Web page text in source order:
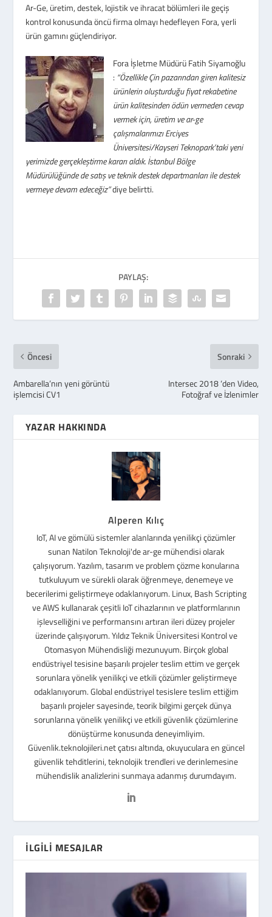
Ar-Ge, üretim, destek, lojistik ve ihracat bölümleri ile geçiş
kontrol konusunda öncü firma olmayı hedefleyen Fora, yerli
ürün gamını güçlendiriyor.
Fora İşletme Müdürü Fatih Siyamoğlu
: “Özellikle Çin pazarından giren kalitesiz
ürünlerin oluşturduğu fiyat rekabetine
ürün kalitesinden ödün vermeden cevap
vermek için, üretim ve ar-ge
çalışmalarımızı Erciyes
Üniversitesi/Kayseri Teknopark’taki yeni
yerimizde gerçekleştirme kararı aldık. İstanbul Bölge
Müdürülüğünde de satış ve teknik destek departmanları ile destek
vermeye devam edeceğiz”diye belirtti.
PAYLAŞ:
Öncesi
Ambarella’nın yeni görüntü
işlemcisi CV1
Sonraki
Intersec 2018 ‘den Video,
Fotoğraf ve İzlenimler
YAZAR HAKKINDA
Alperen Kılıç
IoT, AI ve gömülü sistemler alanlarında yenilikçi çözümler
sunan Natilon Teknoloji'de ar-ge mühendisi olarak
çalışıyorum. Yazılım, tasarım ve problem çözme konularına
tutkuluyum ve sürekli olarak öğrenmeye, denemeye ve
becerilerimi geliştirmeye odaklanıyorum. Linux, Bash Scripting
ve AWS kullanarak çeşitli IoT cihazlarının ve platformlarının
işlevselliğini ve performansını artıran ileri düzey projeler
üzerinde çalışıyorum. Yıldız Teknik Üniversitesi Kontrol ve
Otomasyon Mühendisliği mezunuyum. Birçok global
endüstriyel tesisine başarılı projeler teslim ettim ve gerçek
sorunlara yönelik yenilikçi ve etkili çözümler geliştirmeye
odaklanıyorum. Global endüstriyel tesislere teslim ettiğim
başarılı projeler sayesinde, teorik bilgimi gerçek dünya
sorunlarına yönelik yenilikçi ve etkili güvenlik çözümlerine
dönüştürme konusunda deneyimliyim.
Güvenlik.teknolojileri.net çatısı altında, okuyuculara en güncel
güvenlik tehditlerini, teknolojik trendleri ve derinlemesine
mühendislik analizlerini sunmaya adanmış durumdayım.
İLGILI MESAJLAR